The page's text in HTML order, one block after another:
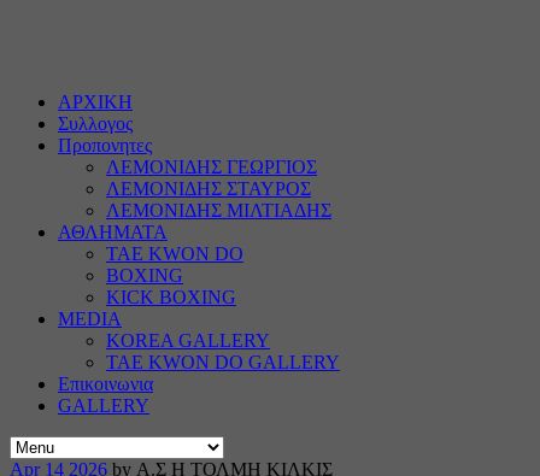
ΑΡΧΙΚΗ
Συλλογος
Προπονητες
ΛΕΜΟΝΙΔΗΣ ΓΕΩΡΓΙΟΣ
ΛΕΜΟΝΙΔΗΣ ΣΤΑΥΡΟΣ
ΛΕΜΟΝΙΔΗΣ ΜΙΛΤΙΑΔΗΣ
ΑΘΛΗΜΑΤΑ
TAE KWON DO
BOXING
KICK BOXING
MEDIA
KOREA GALLERY
TAE KWON DO GALLERY
Επικοινωνια
GALLERY
Apr 14 2026 by Α.Σ Η ΤΟΛΜΗ ΚΙΛΚΙΣ